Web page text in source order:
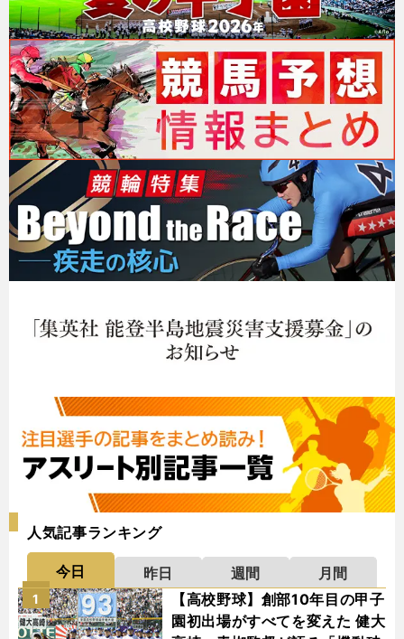
人気記事ランキング
今日 昨日 週間
月間
【高校野球】創部10年目の甲子
園初出場がすべてを変えた 健大
1